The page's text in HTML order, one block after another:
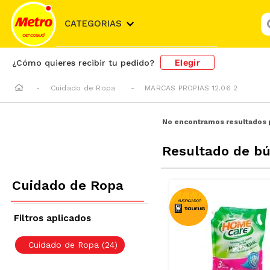
CATEGORIAS
¿Cómo quieres recibir tu pedido? Elegir
Cuidado de Ropa MARCAS PROPIAS 12.06 2
No encontramos resultados
Resultado de
Cuidado de Ropa
Cuidado de Ropa (24)